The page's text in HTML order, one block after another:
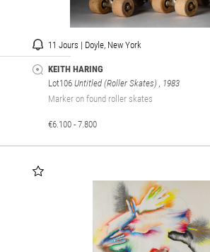
11 Jours | Doyle, New York
KEITH HARING
Lot106 Untitled (Roller Skates) , 1983
Marker on found roller skates
€6.100 - 7.800